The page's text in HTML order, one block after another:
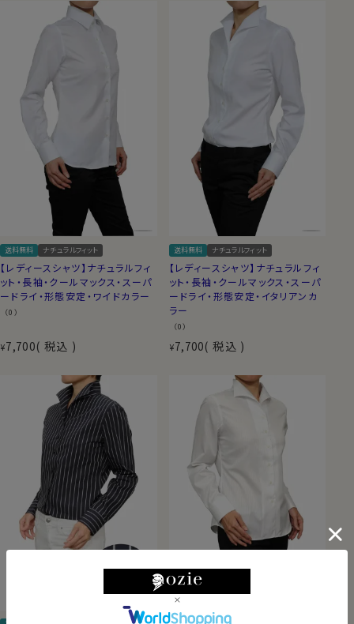
送料無料 ナチュラルフィット
【レディースシャツ】ナチュラルフィ
ット・長袖・クールマックス・スーパ
ードライ・形態安定・ワイドカラー
（0）
¥7,700 税込
送料無料 ナチュラルフィット
【レディースシャツ】ナチュラルフィ
ット・長袖・クールマックス・スーパ
ードライ・形態安定・イタリアンカ
ラー
（0）
¥7,700 税込